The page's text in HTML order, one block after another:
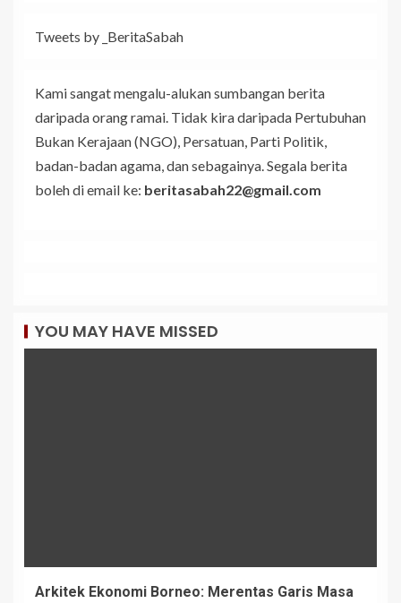
Tweets by _BeritaSabah
Kami sangat mengalu-alukan sumbangan berita
daripada orang ramai. Tidak kira daripada Pertubuhan
Bukan Kerajaan (NGO), Persatuan, Parti Politik,
badan-badan agama, dan sebagainya. Segala berita
boleh di email ke: beritasabah22@gmail.com
YOU MAY HAVE MISSED
Arkitek Ekonomi Borneo: Merentas Garis Masa